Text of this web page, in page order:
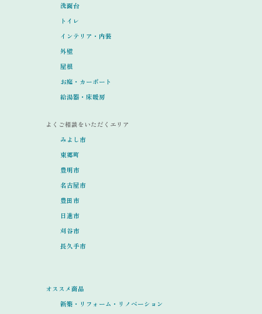
洗面台
トイレ
インテリア・内装
外壁
屋根
お庭・カーポート
給湯器・床暖房
よくご相談をいただくエリア
みよし市
東郷町
豊明市
名古屋市
豊田市
日進市
刈谷市
長久手市
オススメ商品
新築・リフォーム・リノベーション